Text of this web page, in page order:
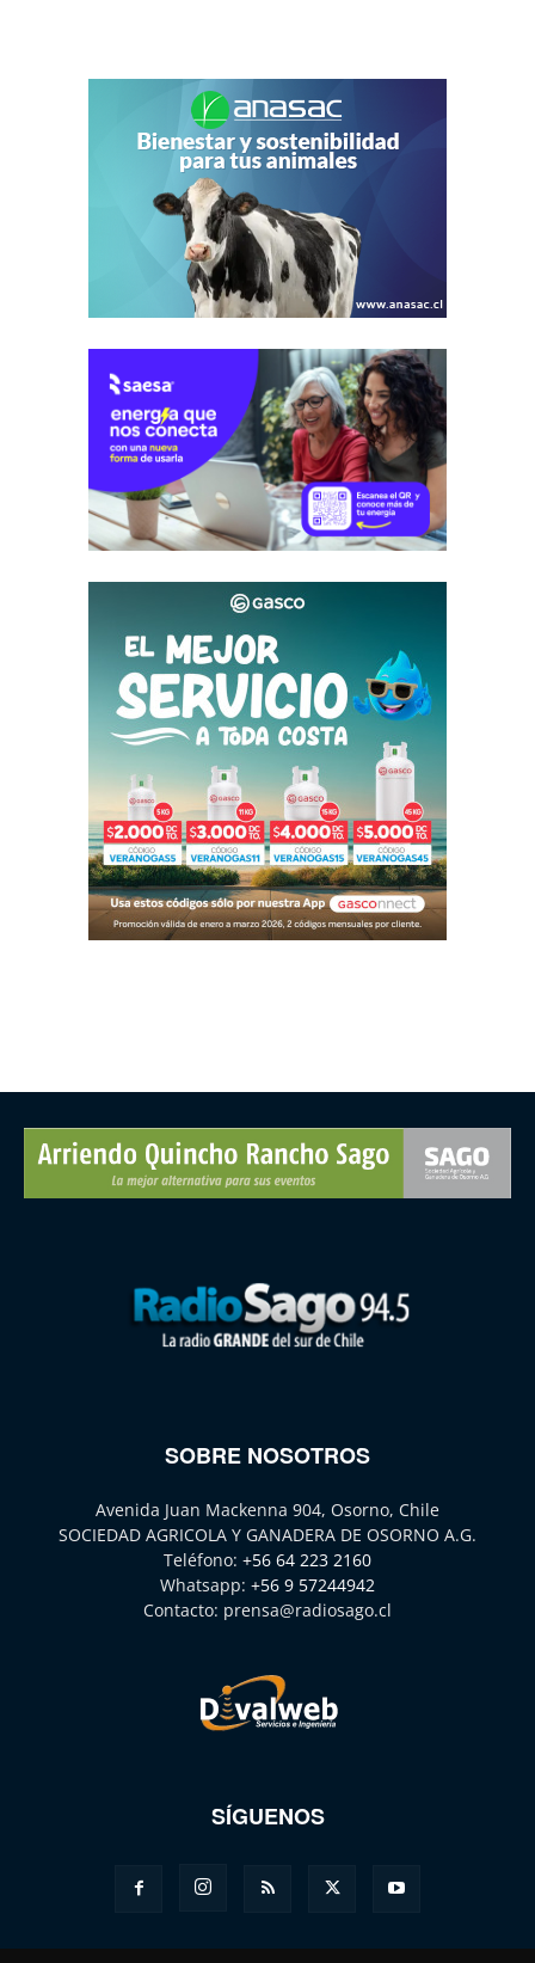
SOBRE NOSOTROS
Avenida Juan Mackenna 904, Osorno, Chile
SOCIEDAD AGRICOLA Y GANADERA DE OSORNO A.G.
Teléfono: +56 64 223 2160
Whatsapp: +56 9 57244942
Contacto: prensa@radiosago.cl
SÍGUENOS